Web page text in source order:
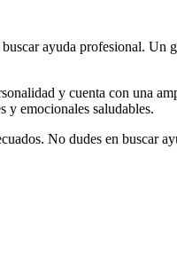
ayuda profesional. Un
y cuenta con una
y emocionales saludables.
No dudes en buscar